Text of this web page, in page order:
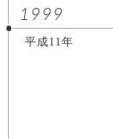
1999
平成11年